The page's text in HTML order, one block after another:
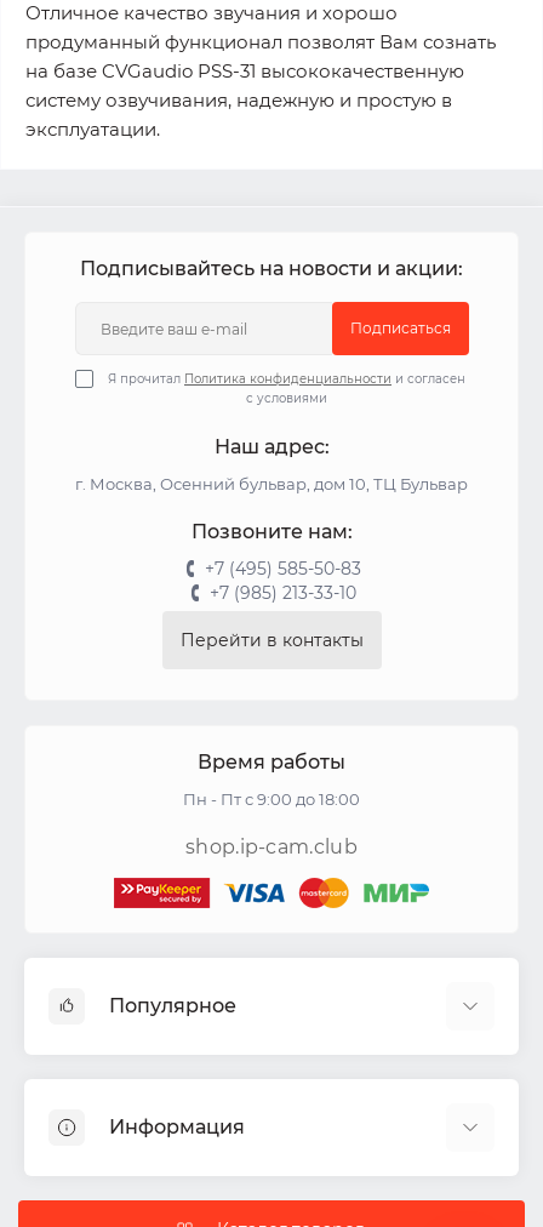
Отличное качество звучания и хорошо
продуманный функционал позволят Вам сознать
на базе CVGaudio PSS-31 высококачественную
систему озвучивания, надежную и простую в
эксплуатации.
Подписывайтесь на новости и акции:
Подписаться
Я прочитал Политика конфиденциальности и согласен
с условиями
Наш адрес:
г. Москва, Осенний бульвар, дом 10, ТЦ Бульвар
Позвоните нам:
+7 (495) 585-50-83
+7 (985) 213-33-10
Перейти в контакты
Время работы
Пн - Пт с 9:00 до 18:00
shop.ip-cam.club
Популярное
Акустические системы
СКУД
Комплекты ИБП
Информация